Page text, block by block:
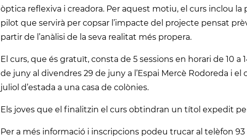
òptica reflexiva i creadora. Per aquest motiu, el curs inclou la
pilot que servirà per copsar l’impacte del projecte pensat
partir de l’anàlisi de la seva realitat més propera.
El curs, que és gratuït, consta de 5 sessions en horari de 10 a
de juny al divendres 29 de juny a l’Espai Mercè Rodoreda i
juliol d’estada a una casa de colònies.
Els joves que el finalitzin el curs obtindran un títol expedit
Per a més informació i inscripcions podeu trucar al telèfon